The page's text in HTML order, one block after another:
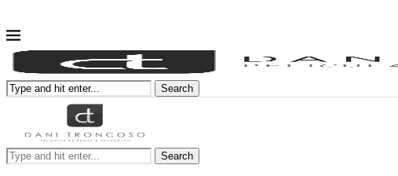
Search
Search